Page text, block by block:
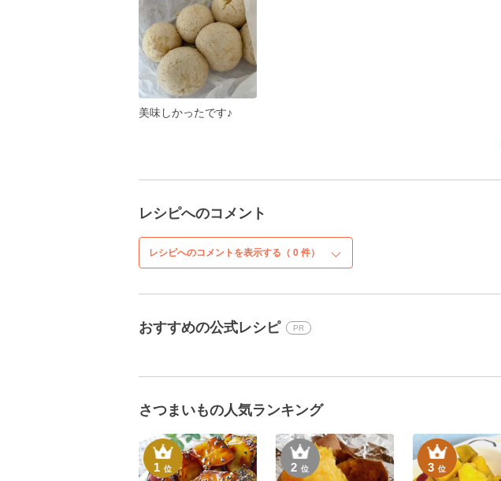
美味しかったです♪
レシピへのコメント
レシピへのコメントを表示する（ 0 件）
おすすめの公式レシピ PR
さつまいもの人気ランキング
1位 2位 3位